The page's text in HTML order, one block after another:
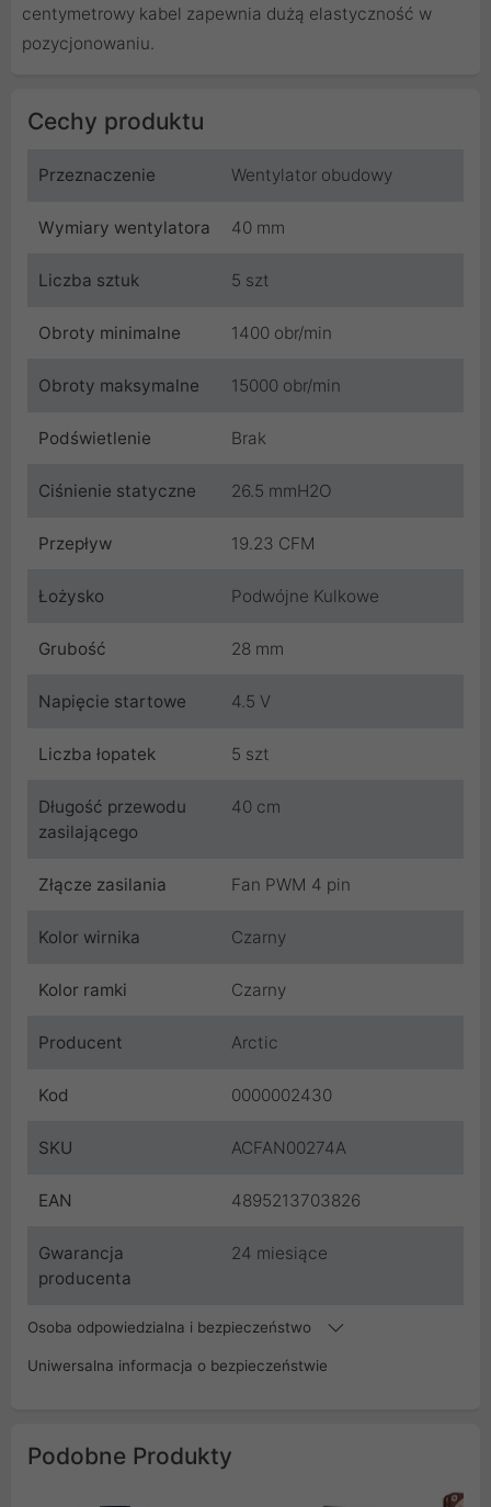
centymetrowy kabel zapewnia dużą elastyczność w
pozycjonowaniu.
Cechy produktu
Przeznaczenie Wentylator obudowy
Wymiary wentylatora 40 mm
Liczba sztuk 5 szt
Obroty minimalne 1400 obr/min
Obroty maksymalne 15000 obr/min
Podświetlenie Brak
Ciśnienie statyczne 26.5 mmH2O
Przepływ 19.23 CFM
Łożysko Podwójne Kulkowe
Grubość 28 mm
Napięcie startowe 4.5 V
Liczba łopatek 5 szt
Długość przewodu
zasilającego
40 cm
Złącze zasilania Fan PWM 4 pin
Kolor wirnika Czarny
Kolor ramki Czarny
Producent Arctic
Kod 0000002430
SKU ACFAN00274A
EAN 4895213703826
Gwarancja
producenta
24 miesiące
Osoba odpowiedzialna i bezpieczeństwo
Uniwersalna informacja o bezpieczeństwie
Podobne Produkty